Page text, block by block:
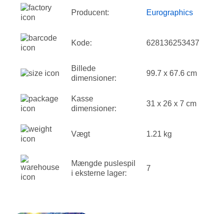
Producent: Eurographics
Kode: 628136253437
Billede
dimensioner:
99.7 x 67.6 cm
Kasse
dimensioner:
31 x 26 x 7 cm
Vægt 1.21 kg
Mængde puslespil
i eksterne lager:
7